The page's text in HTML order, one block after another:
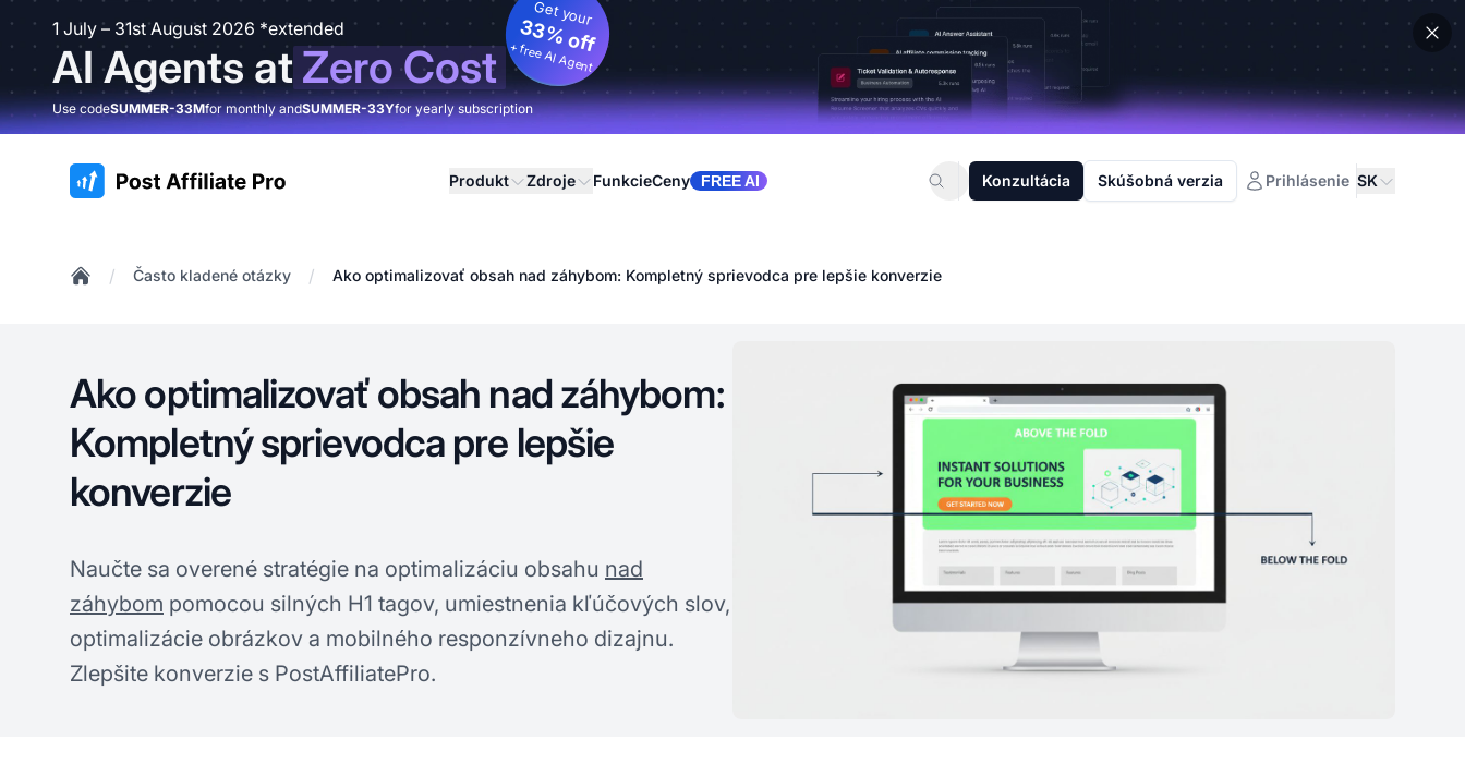
1 July – 31st August 2026 *extended
AI Agents atZero Cost
Get your
33% off
+ free AI Agent
Use codeSUMMER-33Mfor monthly andSUMMER-33Yfor yearly subscription
:site.title Produkt Zdroje FunkcieCeny FREE AI Konzultácia Skúšobná verzia Prihlásenie SK
/ Často kladené otázky / Ako optimalizovať obsah nad záhybom: Kompletný sprievodca pre lepšie konverzie
Ako optimalizovať obsah nad záhybom:
Kompletný sprievodca pre lepšie
konverzie
Naučte sa overené stratégie na optimalizáciu obsahu nad
záhybom pomocou silných H1 tagov, umiestnenia kľúčových slov,
optimalizácie obrázkov a mobilného responzívneho dizajnu.
Zlepšite konverzie s PostAffiliatePro.